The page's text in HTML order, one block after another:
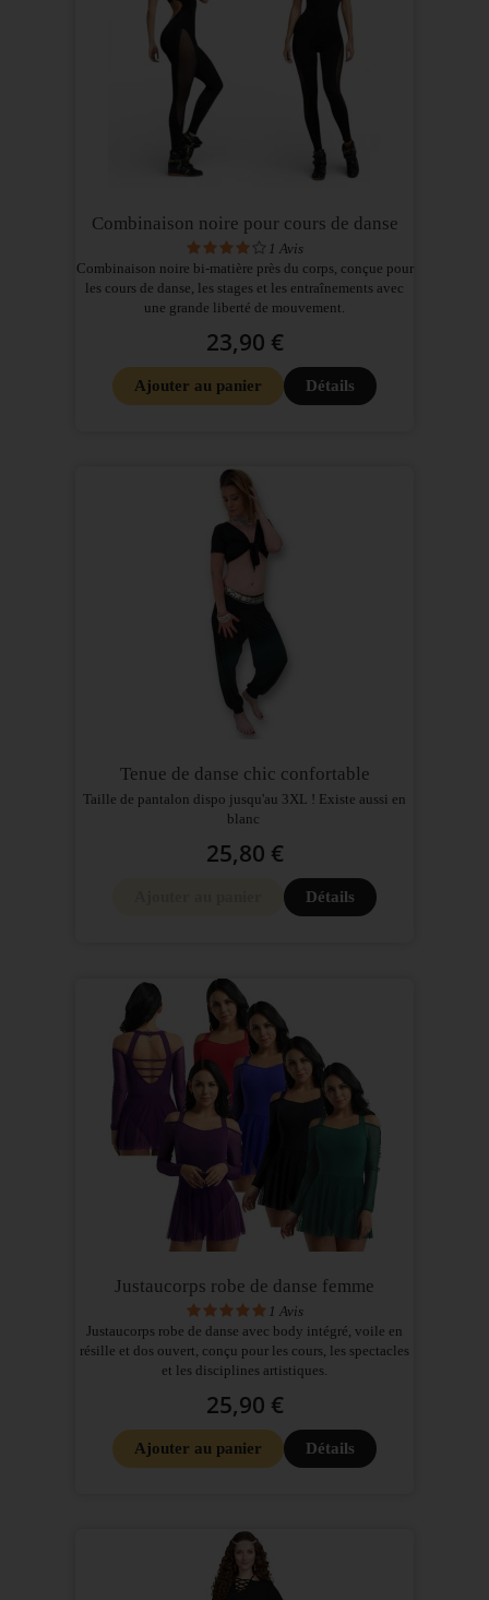
Combinaison noire pour cours de danse
1 Avis
Combinaison noire bi-matière près du corps, conçue pour
les cours de danse, les stages et les entraînements avec
une grande liberté de mouvement.
23,90 €
Ajouter au panier Détails
Tenue de danse chic confortable
Taille de pantalon dispo jusqu'au 3XL ! Existe aussi en
blanc
25,80 €
Détails
Justaucorps robe de danse femme
1 Avis
Justaucorps robe de danse avec body intégré, voile en
résille et dos ouvert, conçu pour les cours, les spectacles
et les disciplines artistiques.
25,90 €
Ajouter au panier Détails